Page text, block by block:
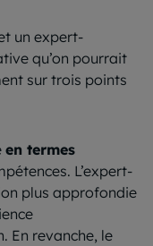
un expert-
qu’on pourrait
sur trois points
en termes
L’expert-
plus approfondie
En revanche, le